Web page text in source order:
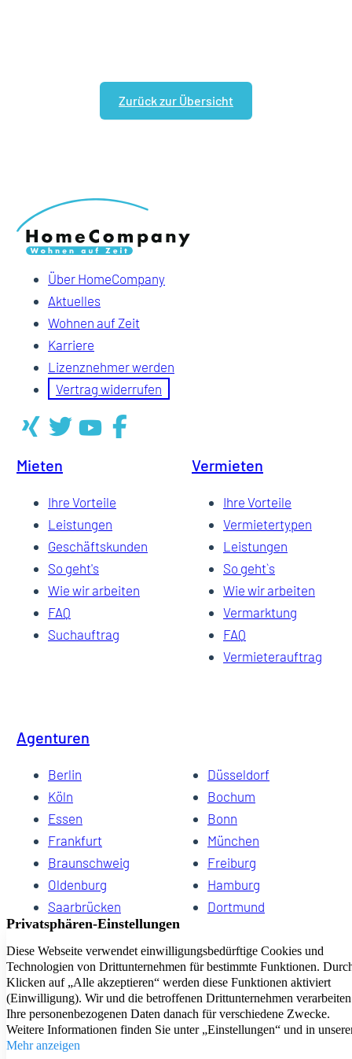
Zurück zur Übersicht
Über HomeCompany
Aktuelles
Wohnen auf Zeit
Karriere
Lizenznehmer werden
Vertrag widerrufen
Mieten
Ihre Vorteile
Leistungen
Geschäftskunden
So geht's
Wie wir arbeiten
FAQ
Suchauftrag
Vermieten
Ihre Vorteile
Vermietertypen
Leistungen
So geht`s
Wie wir arbeiten
Vermarktung
FAQ
Vermieterauftrag
Agenturen
Berlin
Düsseldorf
Köln
Bochum
Essen
Bonn
Frankfurt
München
Braunschweig
Freiburg
Oldenburg
Hamburg
Saarbrücken
Dortmund
Hannover
Dresden
Kiel
Wuppertal
Bremen